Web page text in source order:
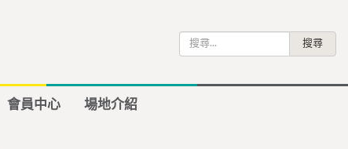
尋
會員中心 場地介紹